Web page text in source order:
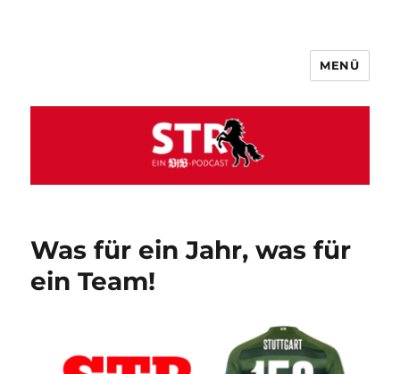
MENÜ
Was für ein Jahr, was für
ein Team!